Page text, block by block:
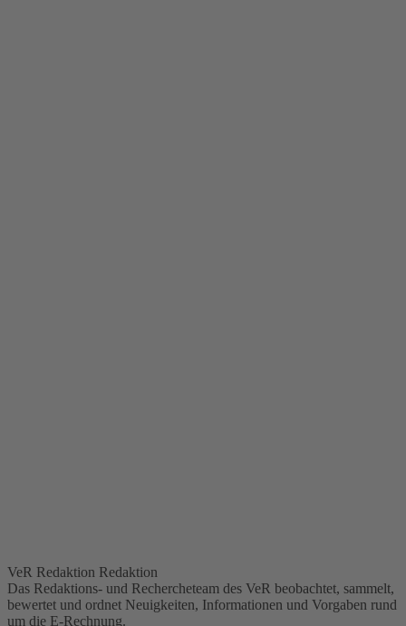
VeR Redaktion Redaktion
Das Redaktions- und Rechercheteam des VeR beobachtet, sammelt,
bewertet und ordnet Neuigkeiten, Informationen und Vorgaben rund
um die E-Rechnung.